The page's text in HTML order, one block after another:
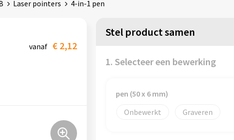
Laser pointers 4-in-1 pen
vanaf € 2,12
Stel product samen
1. Selecteer een bewerking
pen (50 x 6 mm)
Onbewerkt
Graveren